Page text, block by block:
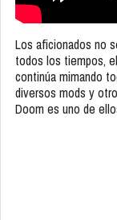
Los aficionados no
todos los tiempos,
continúa mimando
diversos mods y
Doom es uno de